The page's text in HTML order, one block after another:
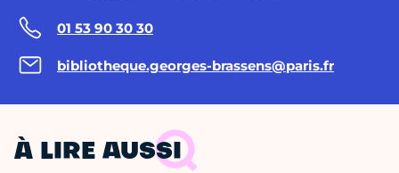
01 53 90 30 30
bibliotheque.georges-brassens@paris.fr
À LIRE AUSSI